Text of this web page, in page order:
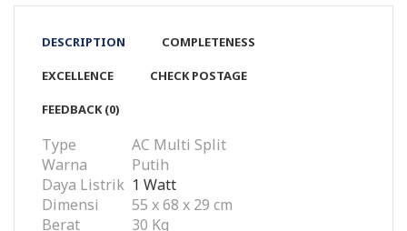
DESCRIPTION COMPLETENESS
EXCELLENCE CHECK POSTAGE
FEEDBACK (0)
Type
AC Multi Split
Warna
Putih
Daya Listrik 1 Watt
Dimensi
55 x 68 x 29 cm
Berat
30 Kg